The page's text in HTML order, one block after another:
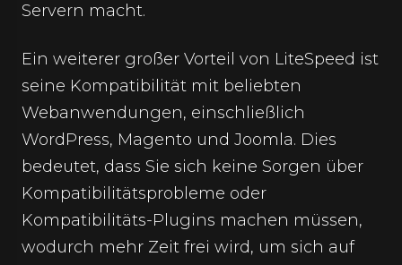
Servern macht.
Ein weiterer großer Vorteil von LiteSpeed ist
seine Kompatibilität mit beliebten
Webanwendungen, einschließlich
WordPress, Magento und Joomla. Dies
bedeutet, dass Sie sich keine Sorgen über
Kompatibilitätsprobleme oder
Kompatibilitäts-Plugins machen müssen,
wodurch mehr Zeit frei wird, um sich auf